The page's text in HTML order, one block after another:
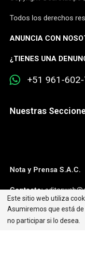
Todos los derechos
ANUNCIA CON
¿TIENES UNA
+51 961-
Nuestras
Nota y Prensa S.A.C.
Contacto:
Síguenos:
Este sitio web utiliza
Asumiremos que está
no participar si lo desea.